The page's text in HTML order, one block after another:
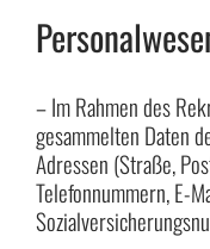
– Im Rahmen des
gesammelten Daten
Adressen (Straße,
Telefonnummern, E-